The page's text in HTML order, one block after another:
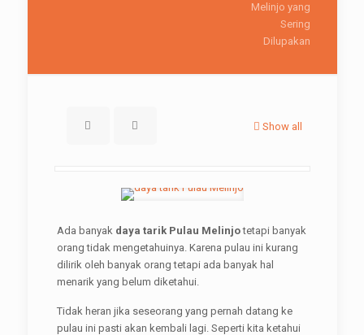
Melinjo yang
Sering
Dilupakan
Show all
Ada banyak daya tarik Pulau Melinjotetapi banyak
orang tidak mengetahuinya. Karena pulau ini kurang
dilirik oleh banyak orang tetapi ada banyak hal
menarik yang belum diketahui.
Tidak heran jika seseorang yang pernah datang ke
pulau ini pasti akan kembali lagi. Seperti kita ketahui